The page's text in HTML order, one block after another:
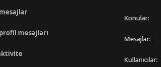
mesajları
Konular
Mesajlar
Kullanıcılar